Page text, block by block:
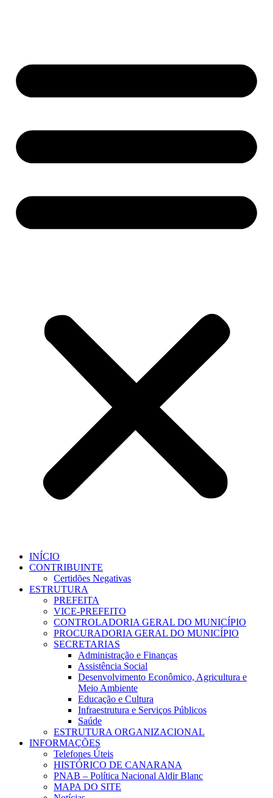
INÍCIO
CONTRIBUINTE
Certidões Negativas
ESTRUTURA
PREFEITA
VICE-PREFEITO
CONTROLADORIA GERAL DO MUNICÍPIO
PROCURADORIA GERAL DO MUNICÍPIO
SECRETARIAS
Administração e Finanças
Assistência Social
Desenvolvimento Econômico, Agricultura e
Meio Ambiente
Educação e Cultura
Infraestrutura e Serviços Públicos
Saúde
ESTRUTURA ORGANIZACIONAL
INFORMAÇÕES
Telefones Úteis
HISTÓRICO DE CANARANA
PNAB – Política Nacional Aldir Blanc
MAPA DO SITE